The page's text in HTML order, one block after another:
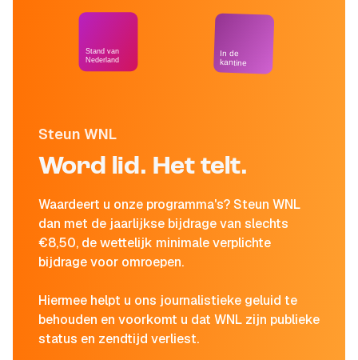
Steun WNL
Word lid. Het telt.
Waardeert u onze programma's? Steun WNL
dan met de jaarlijkse bijdrage van slechts
€8,50, de wettelijk minimale verplichte
bijdrage voor omroepen.
Hiermee helpt u ons journalistieke geluid te
behouden en voorkomt u dat WNL zijn publieke
status en zendtijd verliest.
Stand van
Nederland
In de
kantine